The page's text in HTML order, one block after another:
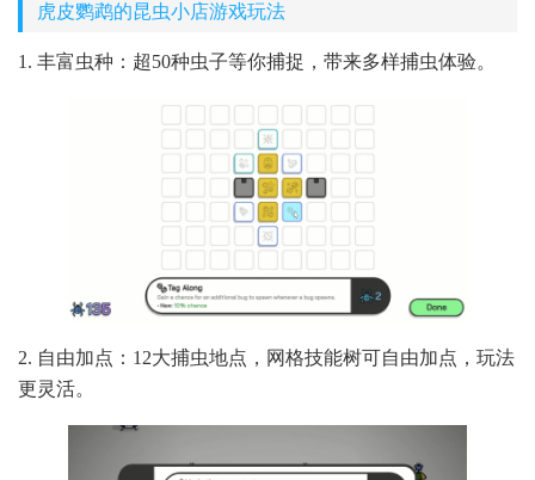
虎皮鹦鹉的昆虫小店游戏玩法
1. 丰富虫种：超50种虫子等你捕捉，带来多样捕虫体验。
2. 自由加点：12大捕虫地点，网格技能树可自由加点，玩法
更灵活。